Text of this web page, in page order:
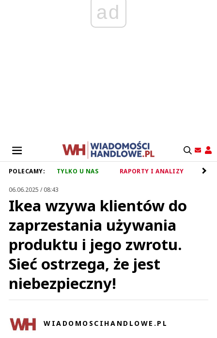
ad
POLECAMY: TYLKO U NAS RAPORTY I ANALIZY
06.06.2025 / 08:43
Ikea wzywa klientów do
zaprzestania używania
produktu i jego zwrotu.
Sieć ostrzega, że jest
niebezpieczny!
WIADOMOSCIHANDLOWE.PL